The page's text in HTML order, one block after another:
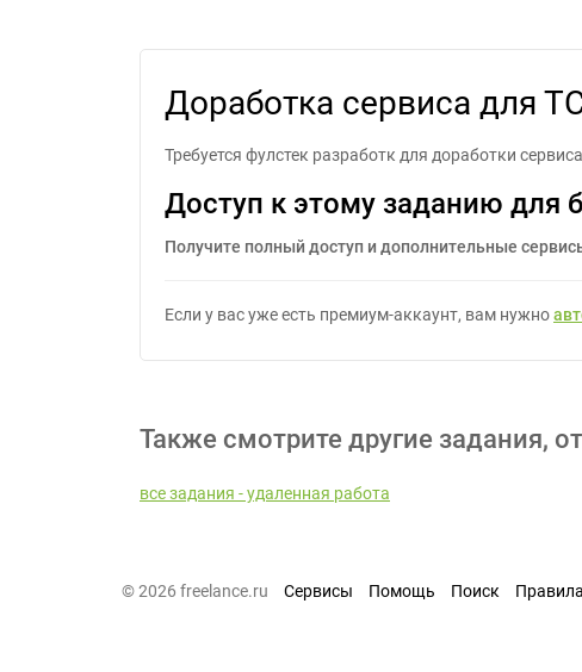
Доработка сервиса для
Требуется фулстек разработк для доработки
Доступ к этому заданию для
Получите полный доступ и дополнительные
Если у вас уже есть премиум-аккаунт, вам нужно
Также смотрите другие задания,
все задания - удаленная работа
© 2026 freelance.ru Сервисы Помощь Поиск Правила